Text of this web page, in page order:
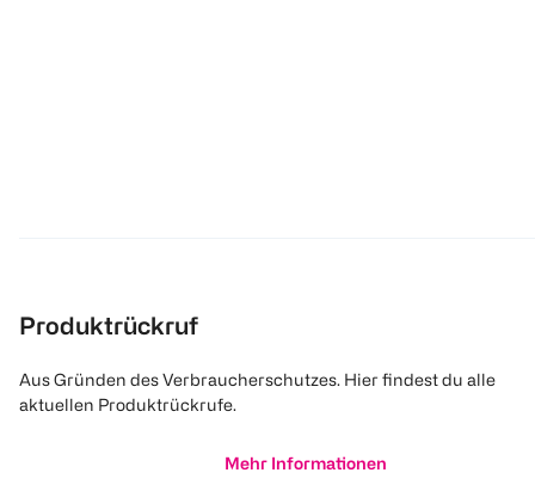
Produktrückruf
Aus Gründen des Verbraucherschutzes. Hier findest du alle
aktuellen Produktrückrufe.
Mehr Informationen